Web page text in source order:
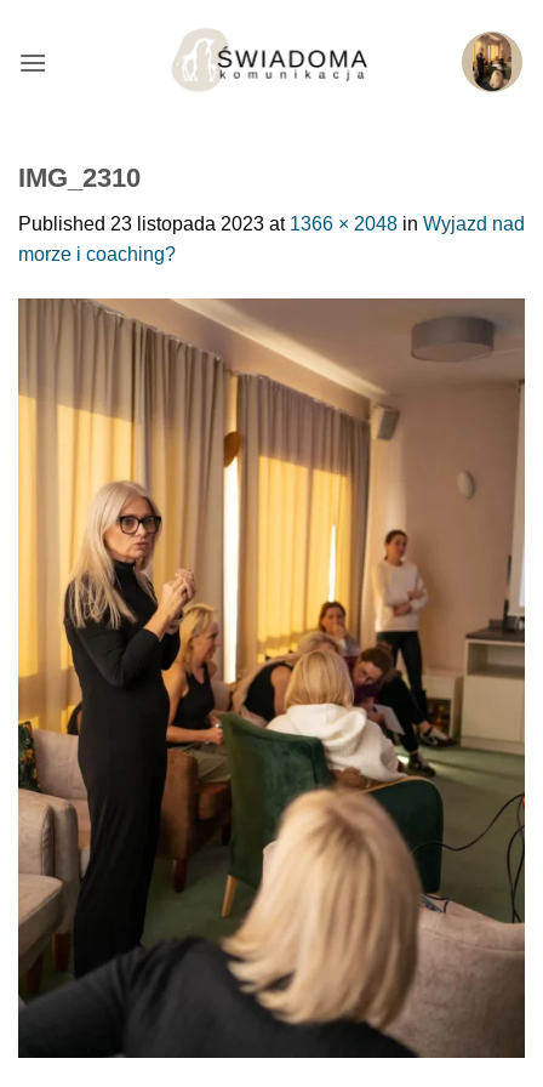
treści
IMG_2310
Published 23 listopada 2023 at 1366 × 2048 in Wyjazd nad
morze i coaching?